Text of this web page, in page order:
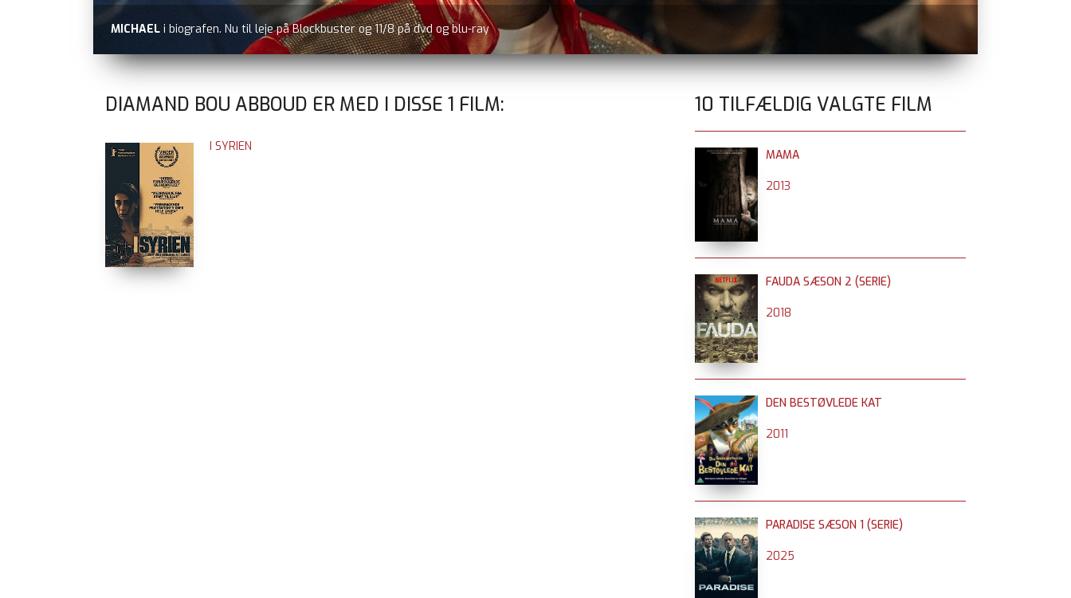
MICHAEL i biografen. Nu til leje på Blockbuster og 11/8 på dvd og blu-ray
DIAMAND BOU ABBOUD ER MED I DISSE 1 FILM:
I SYRIEN
10 TILFÆLDIG VALGTE FILM
MAMA
2013
FAUDA SÆSON 2 (SERIE)
2018
DEN BESTØVLEDE KAT
2011
PARADISE SÆSON 1 (SERIE)
2025